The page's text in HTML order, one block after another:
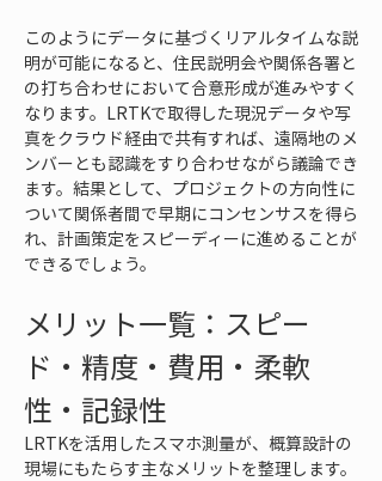
このようにデータに基づくリアルタイムな説
明が可能になると、住民説明会や関係各署と
の打ち合わせにおいて合意形成が進みやすく
なります。LRTKで取得した現況データや写
真をクラウド経由で共有すれば、遠隔地のメ
ンバーとも認識をすり合わせながら議論でき
ます。結果として、プロジェクトの方向性に
ついて関係者間で早期にコンセンサスを得ら
れ、計画策定をスピーディーに進めることが
できるでしょう。
メリット一覧：スピー
ド・精度・費用・柔軟
性・記録性
LRTKを活用したスマホ測量が、概算設計の
現場にもたらす主なメリットを整理します。